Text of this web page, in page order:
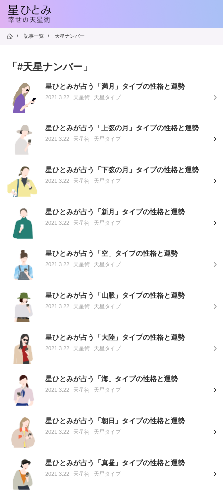
/ 記事一覧 / 天星ナンバー
「#天星ナンバー」
星ひとみが占う「満月」タイプの性格と運勢
2021.3.22 天星術 天星タイプ
星ひとみが占う「上弦の月」タイプの性格と運勢
2021.3.22 天星術 天星タイプ
星ひとみが占う「下弦の月」タイプの性格と運勢
2021.3.22 天星術 天星タイプ
星ひとみが占う「新月」タイプの性格と運勢
2021.3.22 天星術 天星タイプ
星ひとみが占う「空」タイプの性格と運勢
2021.3.22 天星術 天星タイプ
星ひとみが占う「山脈」タイプの性格と運勢
2021.3.22 天星術 天星タイプ
星ひとみが占う「大陸」タイプの性格と運勢
2021.3.22 天星術 天星タイプ
星ひとみが占う「海」タイプの性格と運勢
2021.3.22 天星術 天星タイプ
星ひとみが占う「朝日」タイプの性格と運勢
2021.3.22 天星術 天星タイプ
星ひとみが占う「真昼」タイプの性格と運勢
2021.3.22 天星術 天星タイプ